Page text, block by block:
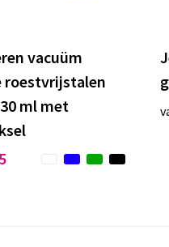
vacuüm
roestvrijstalen
ml met